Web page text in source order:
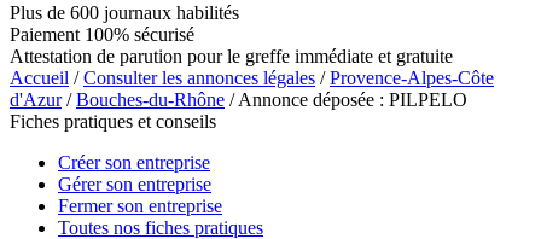
Plus de 600 journaux habilités
Paiement 100% sécurisé
Attestation de parution pour le greffe immédiate et gratuite
Accueil /Consulter les annonces légales /Provence-Alpes-Côte
d'Azur/Bouches-du-Rhône / Annonce déposée : PILPELO
Fiches pratiques et conseils
Créer son entreprise
Gérer son entreprise
Fermer son entreprise
Toutes nos fiches pratiques